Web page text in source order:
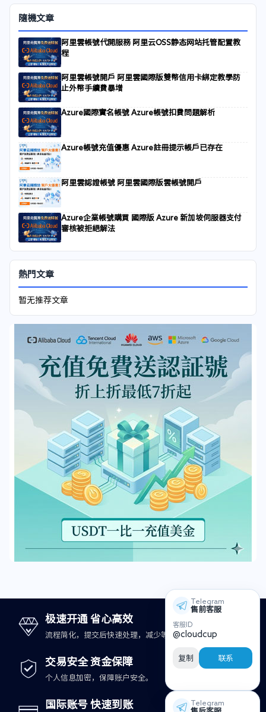
隨機文章
阿里雲帳號代開服務 阿里云OSS静态网站托管配置教
程
阿里雲帳號開戶 阿里雲國際版雙幣信用卡綁定教學防
止外幣手續費暴增
Azure國際實名帳號 Azure帳號扣費問題解析
Azure帳號充值優惠 Azure註冊提示帳戶已存在
阿里雲認證帳號 阿里雲國際版雲帳號開戶
Azure企業帳號購買 國際版 Azure 新加坡伺服器支付
審核被拒絕解法
熱門文章
暂无推荐文章
极速开通 省心高效
流程简化，提交后快速处理，减少等待时间。
交易安全 资金保障
个人信息加密，保障账户安全。
国际账号 快速到账
Telegram
售前客服
客服ID
@cloudcup
复制 联系
Telegram